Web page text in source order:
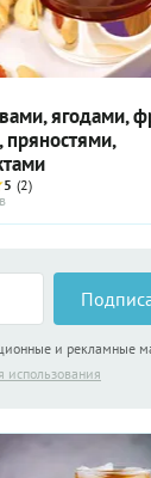
ягодами,
5 (2)
и рекламные
использования